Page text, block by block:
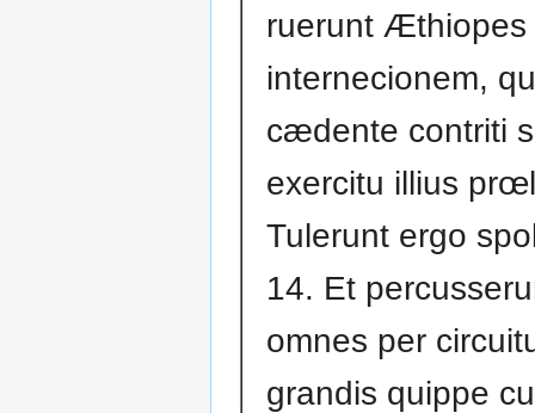
ruerunt Æthiopes
internecionem,
cædente contriti
exercitu illius
Tulerunt ergo
14. Et
omnes per
grandis quippe